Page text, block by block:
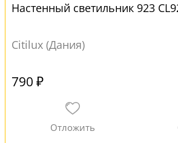
Настенный светильник 923
Citilux (Дания)
790 ₽